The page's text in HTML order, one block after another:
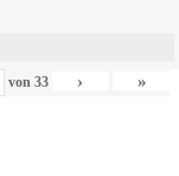
von 33 › »